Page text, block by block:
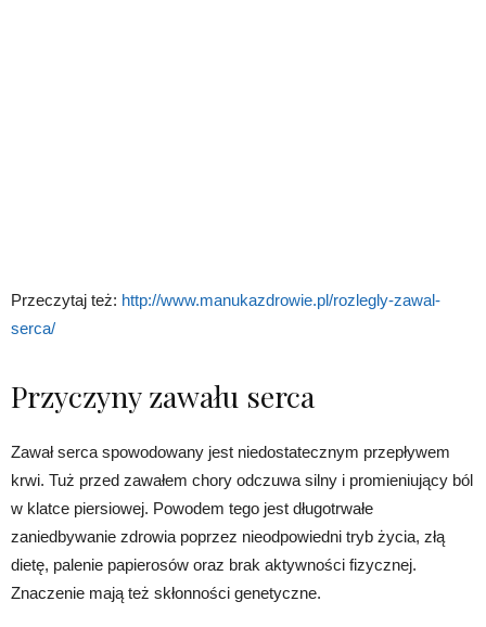
Przeczytaj też: http://www.manukazdrowie.pl/rozlegly-zawal-
serca/
Przyczyny zawału serca
Zawał serca spowodowany jest niedostatecznym przepływem
krwi. Tuż przed zawałem chory odczuwa silny i promieniujący ból
w klatce piersiowej. Powodem tego jest długotrwałe
zaniedbywanie zdrowia poprzez nieodpowiedni tryb życia, złą
dietę, palenie papierosów oraz brak aktywności fizycznej.
Znaczenie mają też skłonności genetyczne.